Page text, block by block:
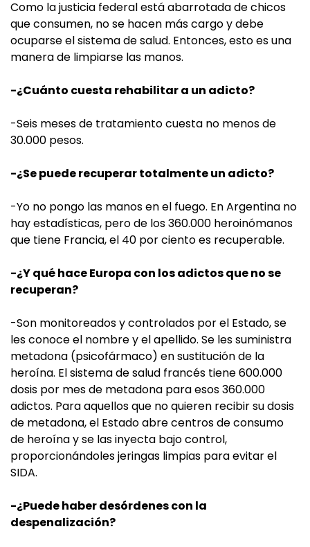
Como la justicia federal está abarrotada de chicos
que consumen, no se hacen más cargo y debe
ocuparse el sistema de salud. Entonces, esto es una
manera de limpiarse las manos.
-¿Cuánto cuesta rehabilitar a un adicto?
-Seis meses de tratamiento cuesta no menos de
30.000 pesos.
-¿Se puede recuperar totalmente un adicto?
-Yo no pongo las manos en el fuego. En Argentina no
hay estadísticas, pero de los 360.000 heroinómanos
que tiene Francia, el 40 por ciento es recuperable.
-¿Y qué hace Europa con los adictos que no se
recuperan?
-Son monitoreados y controlados por el Estado, se
les conoce el nombre y el apellido. Se les suministra
metadona (psicofármaco) en sustitución de la
heroína. El sistema de salud francés tiene 600.000
dosis por mes de metadona para esos 360.000
adictos. Para aquellos que no quieren recibir su dosis
de metadona, el Estado abre centros de consumo
de heroína y se las inyecta bajo control,
proporcionándoles jeringas limpias para evitar el
SIDA.
-¿Puede haber desórdenes con la
despenalización?